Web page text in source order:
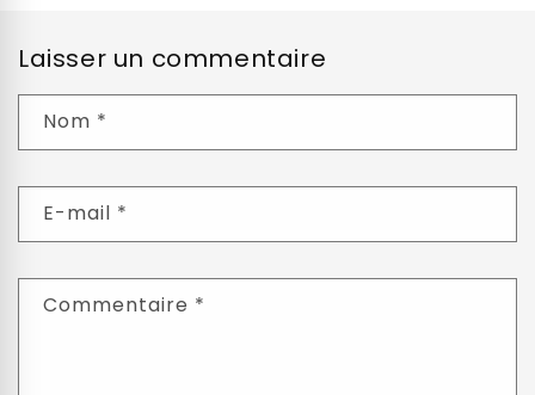
Laisser un commentaire
Nom *
E-mail *
Commentaire *